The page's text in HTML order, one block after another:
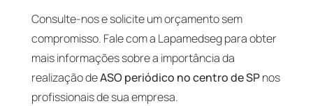
Consulte-nos e solicite um orçamento sem
compromisso. Fale com a Lapamedseg para obter
mais informações sobre a importância da
realização deASO periódico no centro de SPnos
profissionais de sua empresa.